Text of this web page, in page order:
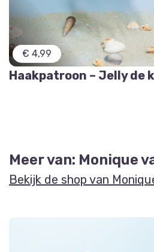
€ 4,99
Haakpatroon – Jelly de
Meer van: Monique
Bekijk de shop van